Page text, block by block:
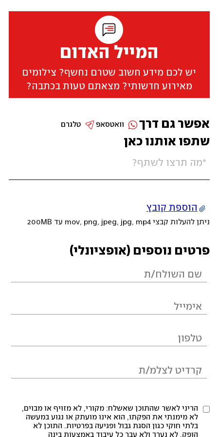
המייל האדום
יש לכם מידע חשוב שטרם נחשף? צילומים
מאירוע חדשותי? מצאתם טעות בכתבה?
שתפו אותנו כאן
הוספת קובץ
ניתן להעלות קבצי mov, png, jpeg, jpg, mp4 עד 200MB
פרטים נוספים (אופציונלי)
הריני לאשר שהתוכן שאשלח: מקורי, לא מזויף או מבוים,
לא מימנתי את הפקתו, הוא אינו מועתק או נגוע במעשה
בלתי חוקי כגון הסגת גבול ופגיעה בפרטיות. התוכן לא
הופק, לא נערך ולא עבר כל עיבוד באמצעות בינה
אפשר גם דרך טלגרם וואטסאפ